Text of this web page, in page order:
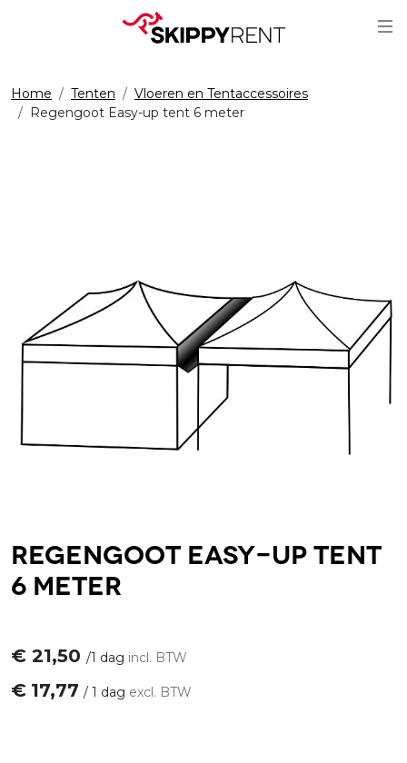
Home Tenten
Vloeren en Tentaccessoires
Regengoot Easy-up tent 6 meter
Regengoot Easy-up tent
6 meter
€ 21,50 /1 dag incl. BTW
€ 17,77 / 1 dag excl. BTW